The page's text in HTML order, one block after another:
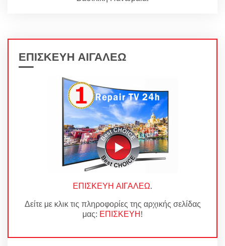
ΕΠΙΣΚΕΥΗ ΑΙΓΑΛΕΩ
ΕΠΙΣΚΕΥΗ ΑΙΓΑΛΕΩ.
Δείτε με κλικ τις πληροφορίες της αρχικής σελίδας
μας: ΕΠΙΣΚΕΥΗ!